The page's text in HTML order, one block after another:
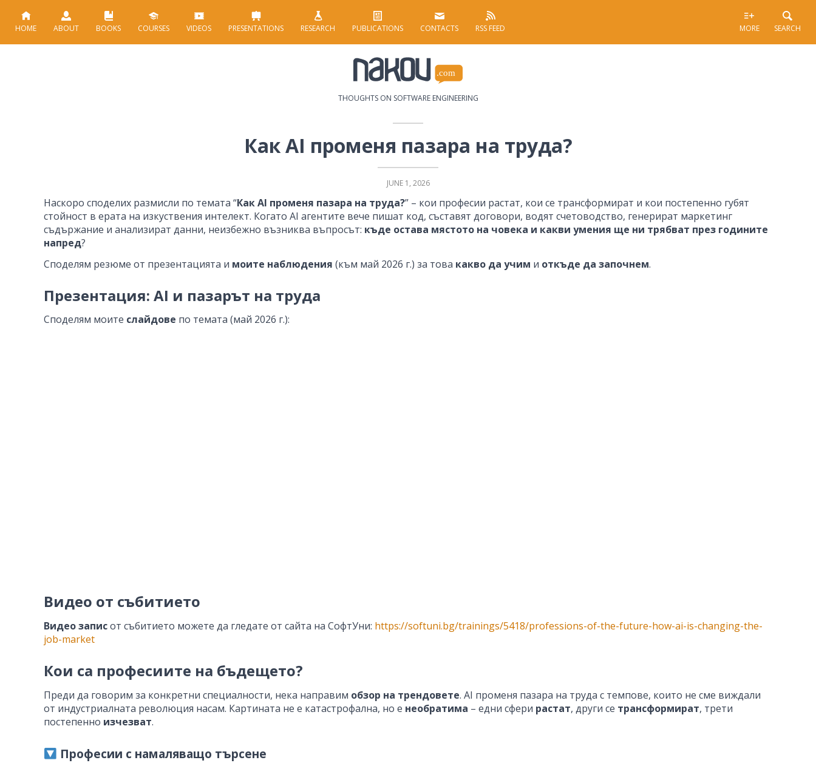
HOME ABOUT BOOKS COURSES VIDEOS PRESENTATIONS RESEARCH PUBLICATIONS CONTACTS RSS FEED SEARCH
MORE
THOUGHTS ON SOFTWARE ENGINEERING
Как AI променя пазара на труда?
JUNE 1, 2026
Наскоро споделих размисли по темата “Как AI променя пазара на труда?” – кои професии растат, кои се трансформират и кои постепенно губят
стойност в ерата на изкуствения интелект. Когато AI агентите вече пишат код, съставят договори, водят счетоводство, генерират маркетинг
съдържание и анализират данни, неизбежно възниква въпросът: къде остава мястото на човека и какви умения ще ни трябват през годините
напред?
Споделям резюме от презентацията и моите наблюдения (към май 2026 г.) за това какво да учим и откъде да започнем.
Презентация: AI и пазарът на труда
Споделям моите слайдове по темата (май 2026 г.):
Видео от събитието
Видео записот събитието можете да гледате от сайта на СофтУни: https://softuni.bg/trainings/5418/professions-of-the-future-how-ai-is-changing-the-
job-market
Кои са професиите на бъдещето?
Преди да говорим за конкретни специалности, нека направим обзор на трендовете. AI променя пазара на труда с темпове, които не сме виждали
от индустриалната революция насам. Картината не е катастрофална, но е необратима – едни сфери растат, други се трансформират, трети
постепенно изчезват.
Професии с намаляващо търсене